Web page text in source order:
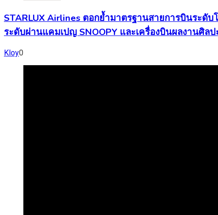
STARLUX Airlines ตอกย้ำมาตรฐานสายการบินระดั
ระดับผ่านแคมเปญ SNOOPY และเครื่องบินผลงานศิล
Kloy0